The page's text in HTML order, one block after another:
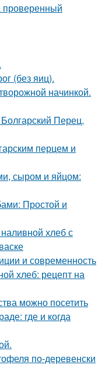
проверенный
(без яиц).
начинкой.
Перец,
перцем и
сыром и яйцом:
Простой и
хлеб с
и современность
хлеб: рецепт на
можно посетить
где и когда
по-деревенски